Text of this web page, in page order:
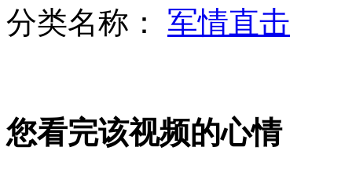
因女儿太丑 男子状告整容妻子获赔
分类名称： 军情直击
您看完该视频的心情